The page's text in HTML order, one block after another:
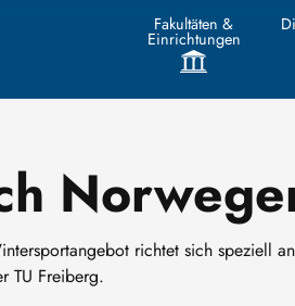
Fakultäten &
Einrichtungen
richtet sich speziell an
TU Freiberg.